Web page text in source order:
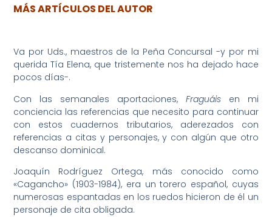
MÁS ARTÍCULOS DEL AUTOR
Va por Uds., maestros de la Peña Concursal -y por mi
querida Tía Elena, que tristemente nos ha dejado hace
pocos días-.
Con las semanales aportaciones, Fraguáisen mi
conciencia las referencias que necesito para continuar
con estos cuadernos tributarios, aderezados con
referencias a citas y personajes, y con algún que otro
descanso dominical.
Joaquín Rodríguez Ortega, más conocido como
«Cagancho» (1903-1984​), era un torero español, cuyas
numerosas espantadas en los ruedos hicieron de él un
personaje de cita obligada.